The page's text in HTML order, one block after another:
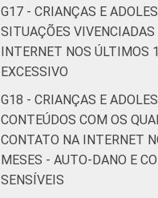
Sociedade da Informação
Pesquisa sobre o uso da
crianças e adolescentes no
Online Brasil 2019. ¹Dados
meio de questionários de
autopreenchimento.
G17 - CRIANÇAS E
SITUAÇÕES VIVENCIADAS
INTERNET NOS ÚLTIMOS
EXCESSIVO
G18 - CRIANÇAS E
CONTEÚDOS COM OS
CONTATO NA INTERNET
MESES - AUTO-DANO E
SENSÍVEIS